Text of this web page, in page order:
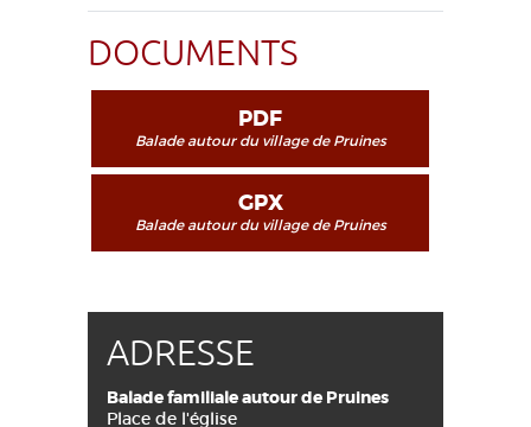
DOCUMENTS
PDF
Balade autour du village de Pruines
GPX
Balade autour du village de Pruines
ADRESSE
Balade familiale autour de Pruines
Place de l'église